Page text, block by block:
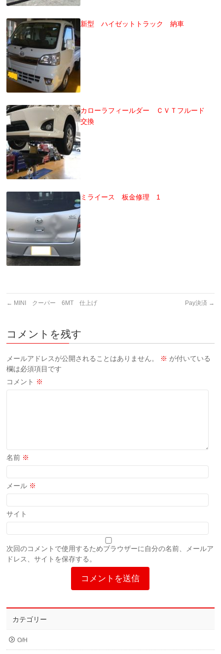
新型 ハイゼットトラック 納車
カローラフィールダー ＣＶＴフルード
交換
ミライース 板金修理 1
← MINI クーパー 6MT 仕上げ Pay決済 →
コメントを残す
メールアドレスが公開されることはありません。 ※ が付いている
欄は必須項目です
コメント ※
名前 ※
メール ※
サイト
次回のコメントで使用するためブラウザーに自分の名前、メールア
ドレス、サイトを保存する。
カテゴリー
O/H